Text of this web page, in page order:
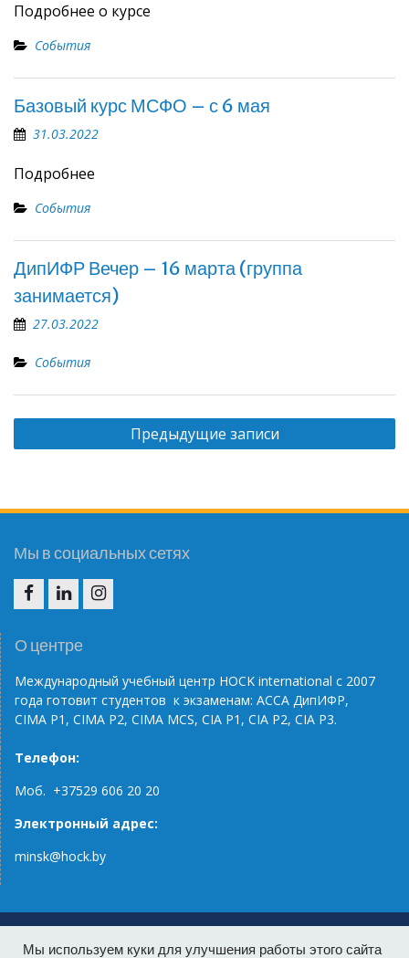
Мы используем куки для улучшения работы этого сайта
Подробнее о курсе
События
Базовый курс МСФО – с 6 мая
31.03.2022
Подробнее
События
ДипИФР Вечер – 16 марта (группа
занимается)
27.03.2022
События
Навигация
по
Предыдущие записи
Мы в социальных сетях
О центре
Международный учебный центр НОСK international с 2007
года готовит студентов к экзаменам: АССА ДипИФР,
CIMA P1, CIMA P2, CIMA MCS, СIA P1, CIA P2, CIA P3.
Телефон:
Моб. +37529 606 20 20
Электронный адрес:
minsk@hock.by